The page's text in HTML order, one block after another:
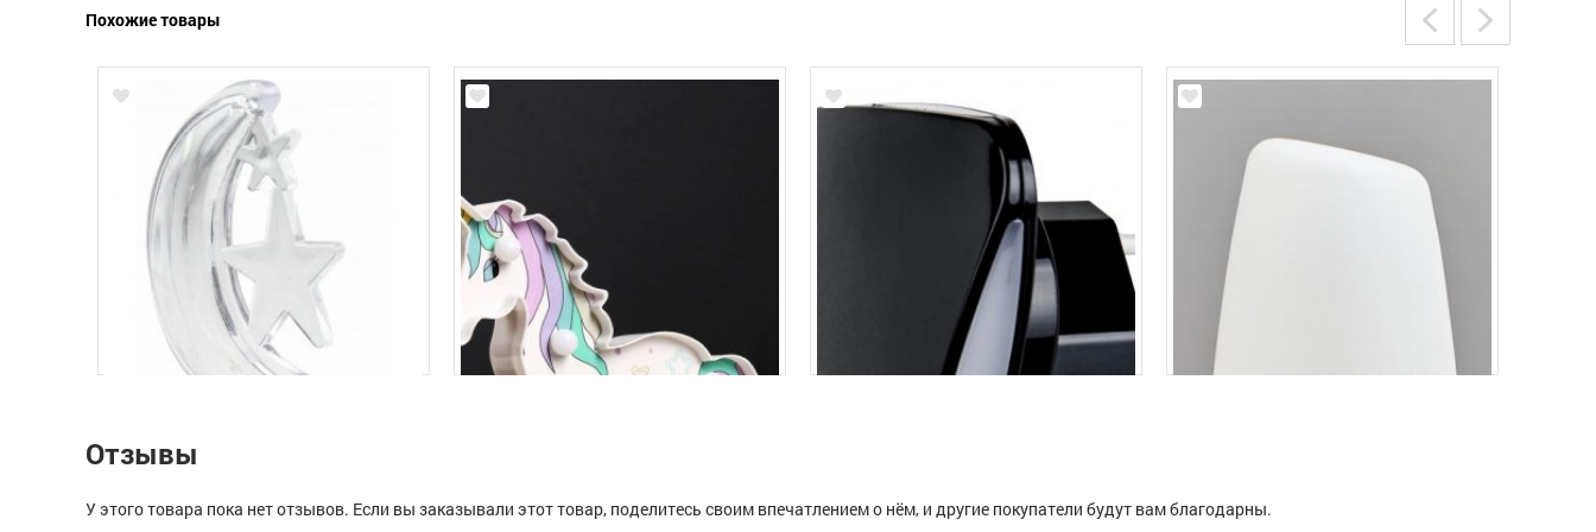
Похожие товары
Отзывы
У этого товара пока нет отзывов. Если вы заказывали этот товар, поделитесь своим впечатлением о нём, и другие покупатели будут вам благодарны.